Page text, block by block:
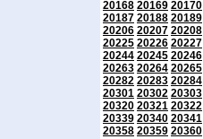
20168 20169 20170
20187 20188 20189
20206 20207 20208
20225 20226 20227
20244 20245 20246
20263 20264 20265
20282 20283 20284
20301 20302 20303
20320 20321 20322
20339 20340 20341
20358 20359 20360